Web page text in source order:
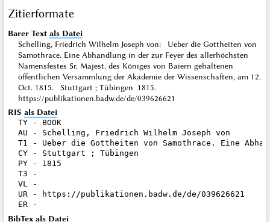
Zitierformate
Barer Text als Datei
Schelling, Friedrich Wilhelm Joseph von: Ueber die Gottheiten von
Samothrace. Eine Abhandlung in der zur Feyer des allerhöchsten
Namensfestes Sr. Majest. des Königes von Baiern gehaltenen
öffentlichen Versammlung der Akademie der Wissenschaften, am 12.
Oct. 1815. Stuttgart ; Tübingen 1815.
https://publikationen.badw.de/de/039626621
RIS als Datei
TY - BOOK
AU - Schelling, Friedrich Wilhelm Joseph von
T1 - Ueber die Gottheiten von Samothrace. Eine
CY - Stuttgart ; Tübingen
PY - 1815
T3 -
VL -
UR - https://publikationen.badw.de/de/039626621
BibTex als Datei